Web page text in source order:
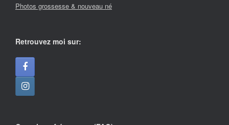
Photos grossesse & nouveau né
Retrouvez moi sur: